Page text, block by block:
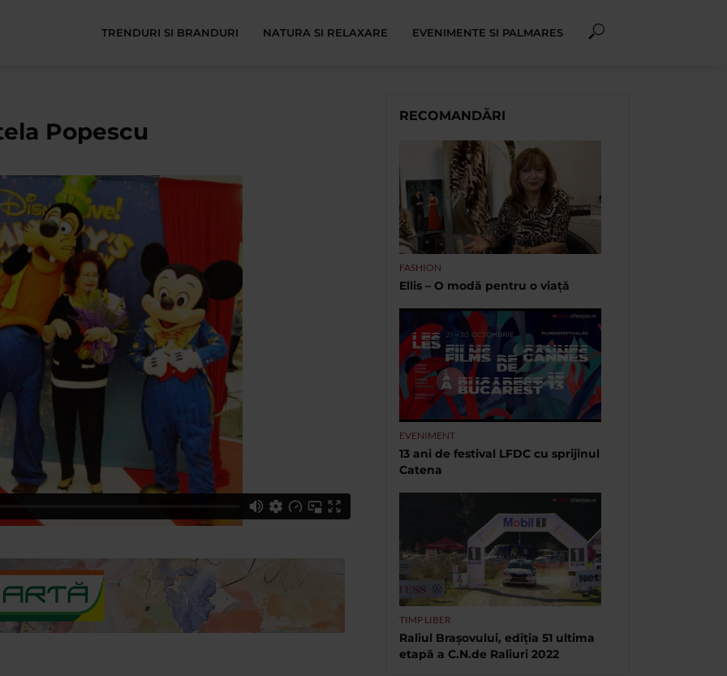
TRENDURI SI BRANDURI NATURA SI RELAXARE EVENIMENTE SI PALMARES
Popescu
RECOMANDĂRI
FASHION
Ellis – O modă pentru o viață
EVENIMENT
13 ani de festival LFDC cu sprijinul
Catena
TIMP LIBER
Raliul Brașovului, ediția 51 ultima
etapă a C.N.de Raliuri 2022